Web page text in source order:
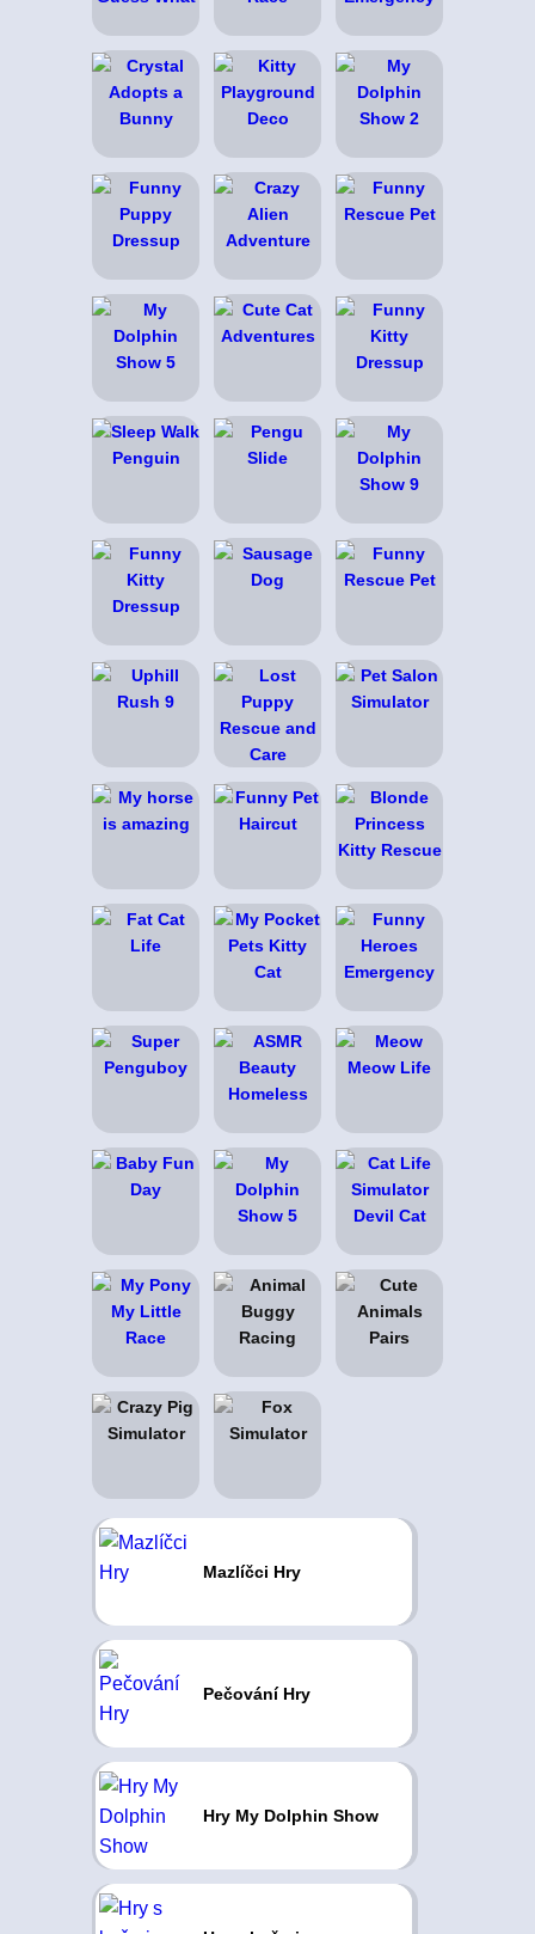
Mazlíčci Hry
Pečování Hry
Hry My Dolphin Show